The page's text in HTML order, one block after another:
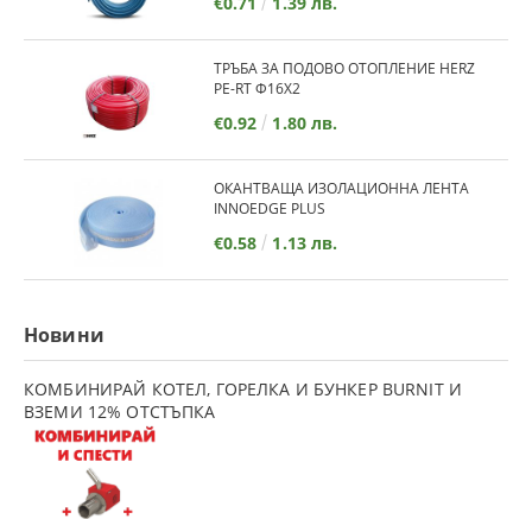
Подовото отопление генерира достатъчно топлина, която
се разпределя равномерно, за да се създаде комфортна
среда, да се достигне температура до 25 градуса и да се
стопли една стая.
Използва ли се много електричество при подово
отопление?
Повечето отопляеми подове с плочки и електрически
системи за подово отопление използват около 12 вата на
час на квадратен метър.
Мога ли да поставя мебели върху подово отопление?
Да! Можете да поставите мебели на подово отопление,
ТРЪБА ЗА ПОДОВО ОТОПЛЕНИЕ HERZ
PE-RT Ф16Х2
€0.92 1.80 лв.
ОКАНТВАЩА ИЗОЛАЦИОННА ЛЕНТА
INNOEDGE PLUS
€0.58 1.13 лв.
Новини
КОМБИНИРАЙ КОТЕЛ, ГОРЕЛКА И БУНКЕР BURNIT И
ВЗЕМИ 12% ОТСТЪПКА